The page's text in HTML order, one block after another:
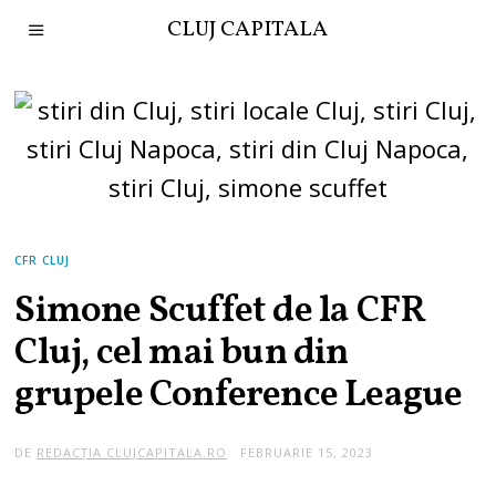
CLUJ CAPITALA
CFR CLUJ
Simone Scuffet de la CFR
Cluj, cel mai bun din
grupele Conference League
DE REDACȚIA CLUJCAPITALA.RO FEBRUARIE 15, 2023